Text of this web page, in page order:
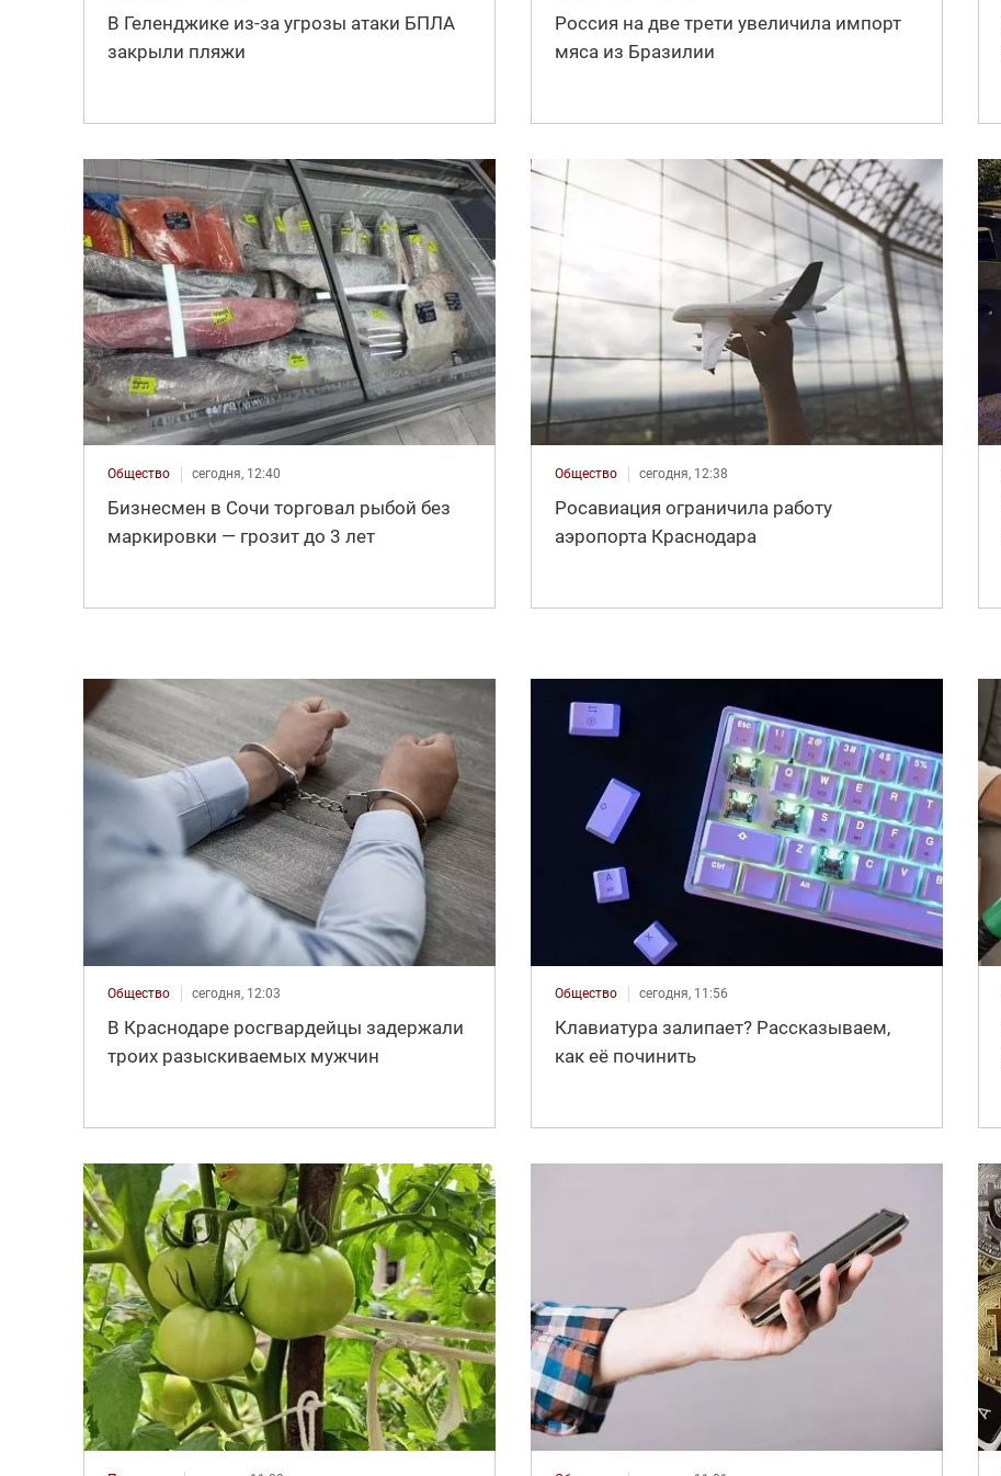
В Геленджике из-за угрозы атаки БПЛА
закрыли пляжи
Россия на две трети увеличила импорт
мяса из Бразилии
Общество сегодня, 12:40
Бизнесмен в Сочи торговал рыбой без
маркировки — грозит до 3 лет
Общество сегодня, 12:38
Росавиация ограничила работу
аэропорта Краснодара
Общество сегодня, 12:03
В Краснодаре росгвардейцы задержали
троих разыскиваемых мужчин
Общество сегодня, 11:56
Клавиатура залипает? Рассказываем,
как её починить